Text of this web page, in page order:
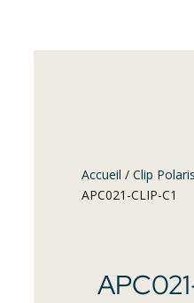
Accueil /Clip
APC021-CLIP-C1